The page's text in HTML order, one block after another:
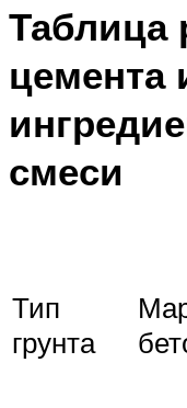
Таблица
цемента
смеси
Тип
грунта